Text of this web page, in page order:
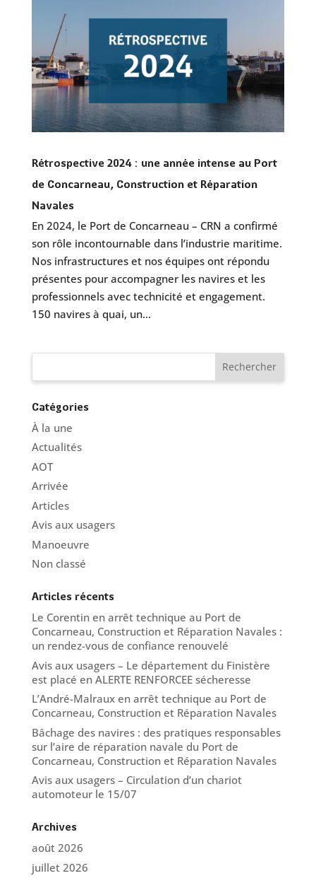
Rétrospective 2024 : une année intense au Port
de Concarneau, Construction et Réparation
Navales
En 2024, le Port de Concarneau – CRN a confirmé
son rôle incontournable dans l’industrie maritime.
Nos infrastructures et nos équipes ont répondu
présentes pour accompagner les navires et les
professionnels avec technicité et engagement.
150 navires à quai, un...
Catégories
À la une
Actualités
AOT
Arrivée
Articles
Avis aux usagers
Manoeuvre
Non classé
Articles récents
Le Corentin en arrêt technique au Port de
Concarneau, Construction et Réparation Navales :
un rendez-vous de confiance renouvelé
Avis aux usagers – Le département du Finistère
est placé en ALERTE RENFORCEE sécheresse
L’André-Malraux en arrêt technique au Port de
Concarneau, Construction et Réparation Navales
Bâchage des navires : des pratiques responsables
sur l’aire de réparation navale du Port de
Concarneau, Construction et Réparation Navales
Avis aux usagers – Circulation d’un chariot
automoteur le 15/07
Archives
août 2026
juillet 2026